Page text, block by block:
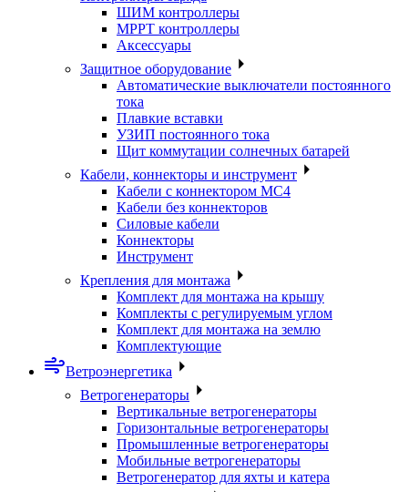
ШИМ контроллеры
МРРТ контроллеры
Аксессуары
Защитное оборудование
Автоматические выключатели постоянного
тока
Плавкие вставки
УЗИП постоянного тока
Щит коммутации солнечных батарей
Кабели, коннекторы и инструмент
Кабели с коннектором МС4
Кабели без коннекторов
Силовые кабели
Коннекторы
Инструмент
Крепления для монтажа
Комплект для монтажа на крышу
Комплекты с регулируемым углом
Комплект для монтажа на землю
Комплектующие
Ветроэнергетика
Ветрогенераторы
Вертикальные ветрогенераторы
Горизонтальные ветрогенераторы
Промышленные ветрогенераторы
Мобильные ветрогенераторы
Ветрогенератор для яхты и катера